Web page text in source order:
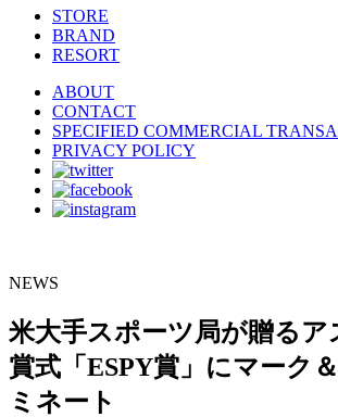
STORE
BRAND
RESORT
ABOUT
CONTACT
SPECIFIED COMMERCIAL
PRIVACY POLICY
NEWS
米大手スポーツ局が贈るア
賞式「ESPY賞」にマーク
ミネート